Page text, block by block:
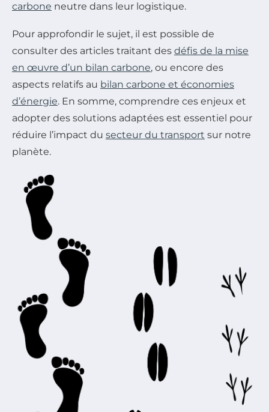
carbone neutre dans leur logistique.
Pour approfondir le sujet, il est possible de
consulter des articles traitant des défis de la mise
en œuvre d’un bilan carbone, ou encore des
aspects relatifs au bilan carbone et économies
d’énergie. En somme, comprendre ces enjeux et
adopter des solutions adaptées est essentiel pour
réduire l’impact du secteur du transport sur notre
planète.